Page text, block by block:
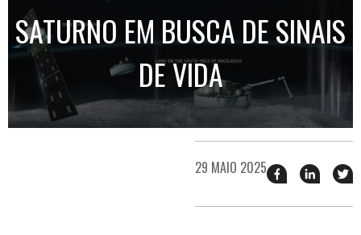
SATURNO EM BUSCA DE SINAIS
DE VIDA
29 MAIO 2025 Compartilhar
esse
no
esse
no